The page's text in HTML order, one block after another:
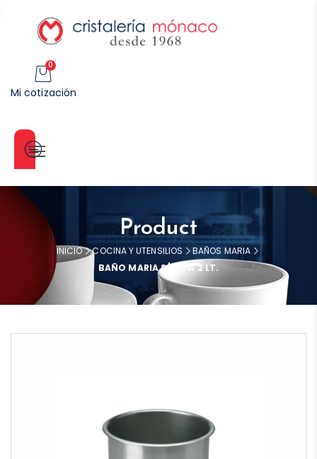
0
Mi cotización
Categorías
Product
INICIO COCINA Y UTENSILIOS
BAÑOS MARIA
BAÑO MARIA S/TAPA 2 LT.